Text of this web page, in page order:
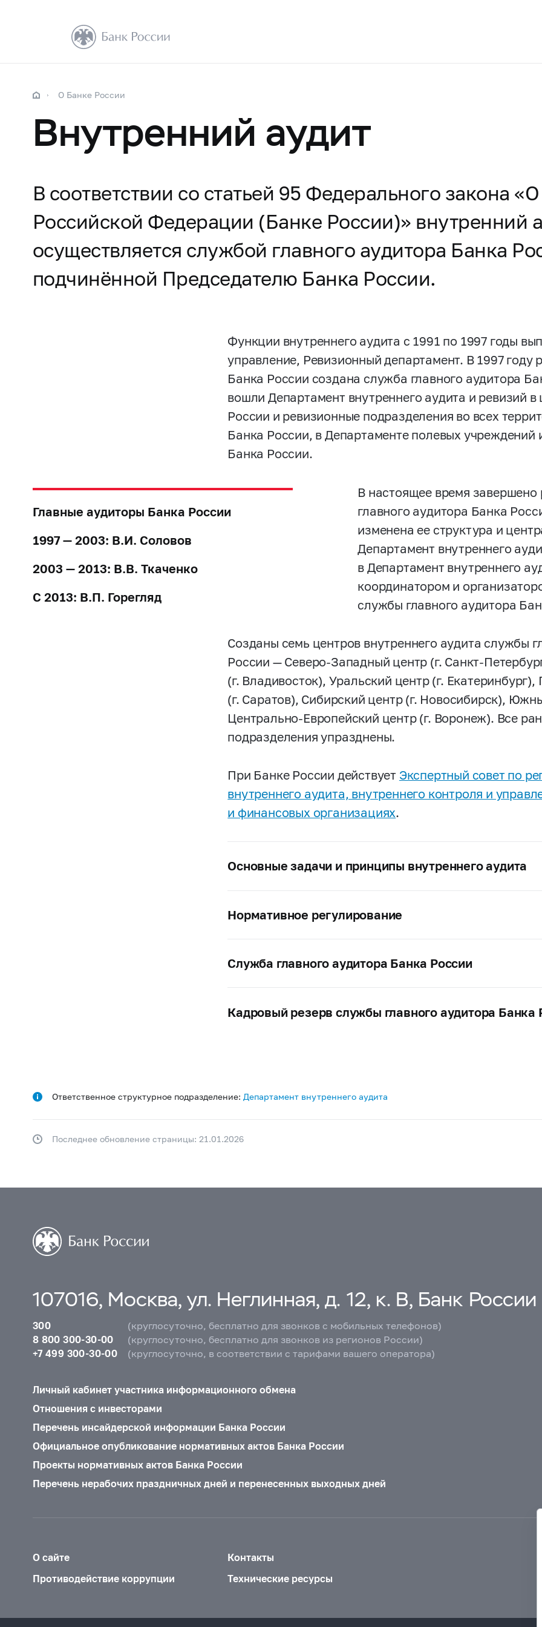
О Банке России
Внутренний аудит
В соответствии со статьей 95 Федерального закона
Российской Федерации (Банке России)» внутренний
осуществляется службой главного аудитора Банка
подчинённой Председателю Банка России.
Функции внутреннего аудита с 1991 по 1997 годы
управление, Ревизионный департамент. В 1997 году
Банка России создана служба главного аудитора
вошли Департамент внутреннего аудита и ревизий
России и ревизионные подразделения во всех
Банка России, в Департаменте полевых
Банка России.
Главные аудиторы Банка России
1997 — 2003: В.И. Соловов
2003 — 2013: В.В. Ткаченко
С 2013: В.П. Горегляд
В настоящее время
главного аудитора Банка
изменена ее структура и
Департамент внутреннего
в Департамент внутреннего
координатором и
службы главного аудитора
Созданы семь центров внутреннего аудита службы
России — Северо-Западный центр (г. Санкт-
(г. Владивосток), Уральский центр (г.
(г. Саратов), Сибирский центр (г. Новосибирск),
Центрально-Европейский центр (г. Воронеж). Все
подразделения упразднены.
При Банке России действует Экспертный совет по
внутреннего аудита, внутреннего контроля и
и финансовых организациях.
Основные задачи и принципы внутреннего аудита
Нормативное регулирование
Служба главного аудитора Банка России
Кадровый резерв службы главного аудитора Банка
Ответственное структурное подразделение: Департамент внутреннего аудита
Последнее обновление страницы: 21.01.2026
107016, Москва, ул. Неглинная, д. 12, к. В, Банк России
300
(круглосуточно, бесплатно для звонков с мобильных телефонов)
8 800 300-30-00
(круглосуточно, бесплатно для звонков из регионов России)
+7 499 300-30-00
(круглосуточно, в соответствии с тарифами вашего оператора)
Личный кабинет участника информационного обмена
Отношения с инвесторами
Перечень инсайдерской информации Банка России
Официальное опубликование нормативных актов Банка России
Проекты нормативных актов Банка России
Перечень нерабочих праздничных дней и перенесенных выходных дней
О сайте
Контакты
Противодействие коррупции
Технические ресурсы